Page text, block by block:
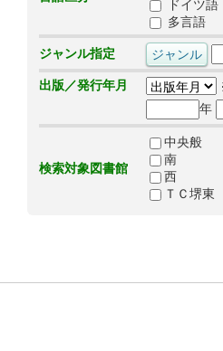
ドイツ語
多言語
ジャンル指定
出版／発行年月
年
検索対象図書館
中央般
南
西
ＴＣ堺東